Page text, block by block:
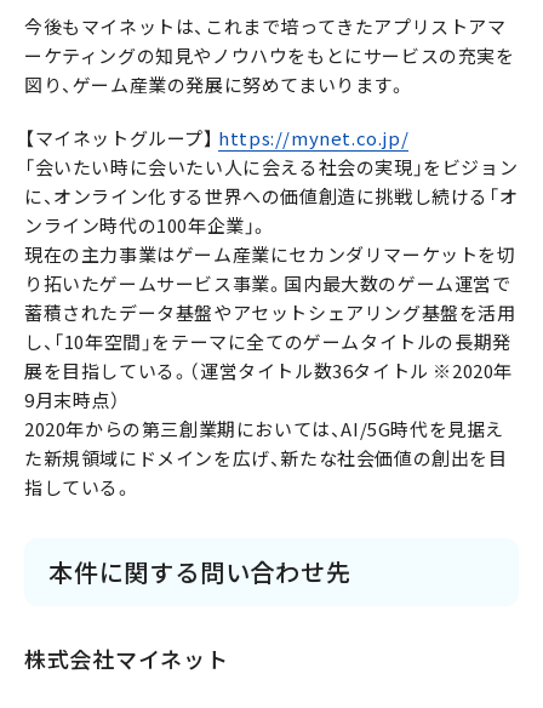
今後もマイネットは、これまで培ってきたアプリストアマ
ーケティングの知見やノウハウをもとにサービスの充実を
図り、ゲーム産業の発展に努めてまいります。
【マイネットグループ】 https://mynet.co.jp/
「会いたい時に会いたい人に会える社会の実現」をビジョン
に、オンライン化する世界への価値創造に挑戦し続ける「オ
ンライン時代の100年企業」。
現在の主力事業はゲーム産業にセカンダリマーケットを切
り拓いたゲームサービス事業。国内最大数のゲーム運営で
蓄積されたデータ基盤やアセットシェアリング基盤を活用
し、「10年空間」をテーマに全てのゲームタイトルの長期発
展を目指している。（運営タイトル数36タイトル ※2020年
9月末時点）
2020年からの第三創業期においては、AI/5G時代を見据え
た新規領域にドメインを広げ、新たな社会価値の創出を目
指している。
本件に関する問い合わせ先
株式会社マイネット